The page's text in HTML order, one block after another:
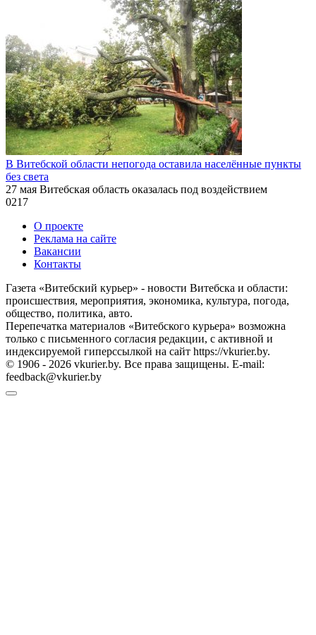
В Витебской области непогода оставила населённые пункты
без света
27 мая Витебская область оказалась под воздействием
0217
О проекте
Реклама на сайте
Вакансии
Контакты
Газета «Витебский курьер» - новости Витебска и области:
происшествия, мероприятия, экономика, культура, погода,
общество, политика, авто.
Перепечатка материалов «Витебского курьера» возможна
только с письменного согласия редакции, с активной и
индексируемой гиперссылкой на сайт https://vkurier.by.
© 1906 - 2026 vkurier.by. Все права защищены. E-mail:
feedback@vkurier.by